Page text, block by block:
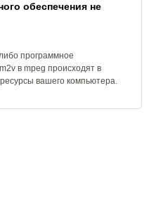
обеспечения не
программное
в mpeg происходят в
вашего компьютера.